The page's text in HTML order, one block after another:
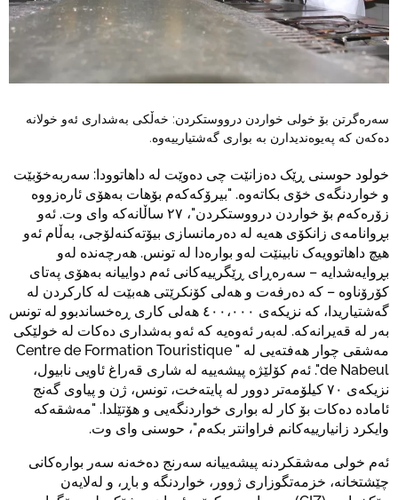
سەرەگرتن بۆ خولی خواردن درووستکردن: خەڵکی بەشداری ئەو خولانە
دەکەن کە پەیوەندیدارن بە بواری گەشتیارییەوە.
خولود حوسنی ڕێک دەزانێت چی دەوێت لە داهاتوودا: سەربەخۆبێت
و خواردنگەی خۆی بکاتەوە. "بیرۆکەکەم بۆهات بەهۆی ئارەزووە
زۆرەکەم بۆ خواردن درووستکردن"، ٢٧ ساڵانەکە وای وت. ئەو
بڕوانامەی زانکۆی هەیە لە دەرمانسازی بیۆتەکنەلۆجی، بەڵام ئەو
هیچ داهاتوویەک نابینێت لەو بوارەدا لە تونس. هەرچەندە لەو
بڕوایەشدایە – سەرەڕای ڕێگرییەکانی ئەم دواییانە بەهۆی پەتای
کۆرۆناوە – کە دەرفەت و هەلی کۆنکرێتی هەبێت لە کارکردن لە
گەشتیاریدا، کە نزیکەی ٤٠٠،٠٠٠ هەلی کاری ڕەخساندبوو لە تونس
بەر لە قەیرانەکە. لەبەر ئەوەیە کە ئەو بەشداری دەکات لە خولێکی
مەشقی چوار هەفتەیی لە " Centre de Formation Touristique
de Nabeul". ئەم کۆلێژە پیشەییە لە شاری قەراغ ئاویی نابیول،
نزیکەی ٧٠ کیلۆمەتر دوور لە پایتەخت، تونس، ژن و پیاوی گەنج
ئامادە دەکات بۆ کار لە بواری خواردنگەیی و هۆتێلدا. "مەشقەکە
وایکرد زانیارییەکانم فراوانتر بکەم"، حوسنی وای وت.
ئەم خولی مەشقکردنە پیشەییانە سەرنج دەخەنە سەر بوارەکانی
چێشتخانە، خزمەتگوزاری ژوور، خواردنگە و باڕ، و لەلایەن